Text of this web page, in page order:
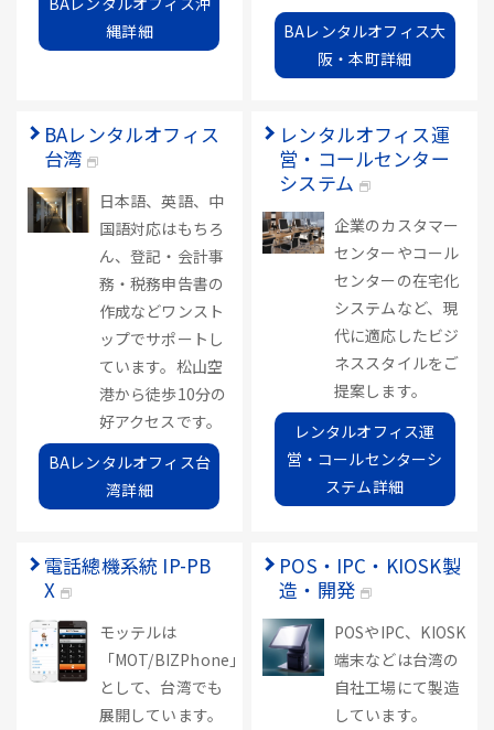
縄詳細
BAレンタルオフィス大
阪・本町詳細
BAレンタルオフィス
台湾
日本語、英語、中
国語対応はもちろ
ん、登記・会計事
務・税務申告書の
作成などワンスト
ップでサポートし
ています。松山空
港から徒歩10分の
好アクセスです。
BAレンタルオフィス台
湾詳細
レンタルオフィス運
営・コールセンター
システム
企業のカスタマー
センターやコール
センターの在宅化
システムなど、現
代に適応したビジ
ネススタイルをご
提案します。
レンタルオフィス運
営・コールセンターシ
ステム詳細
電話總機系統 IP-PB
X
モッテルは
「MOT/BIZPhone」
として、台湾でも
展開しています。
POS・IPC・KIOSK製
造・開発
POSやIPC、KIOSK
端末などは台湾の
自社工場にて製造
しています。